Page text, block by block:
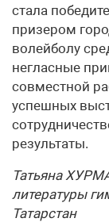
стала
призером
волейболу
негласные
совместной
успешных
результаты.
Татьяна
литературы
Татарстан